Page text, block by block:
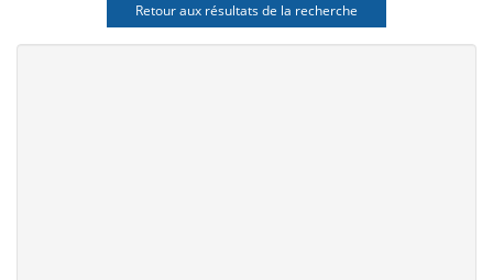
Retour aux résultats de la recherche